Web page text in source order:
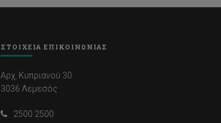
ΣΤΟΙΧΕΙΑ ΕΠΙΚΟΙΝΩΝΙΑΣ
Αρχ. Κυπριανού 30
3036 Λεμεσός
2500 2500